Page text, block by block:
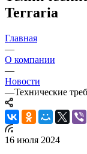
Terraria
Главная
—
О компании
—
Новости
—Технические
16 июля 2024